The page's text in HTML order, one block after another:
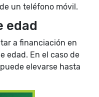
un teléfono móvil.
edad
a financiación en
edad. En el caso de
elevarse hasta